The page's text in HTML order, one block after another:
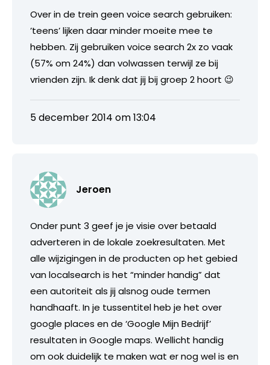
Over in de trein geen voice search gebruiken:
’teens’ lijken daar minder moeite mee te
hebben. Zij gebruiken voice search 2x zo vaak
(57% om 24%) dan volwassen terwijl ze bij
vrienden zijn. Ik denk dat jij bij groep 2 hoort 😉
5 december 2014 om 13:04
Jeroen
Onder punt 3 geef je je visie over betaald
adverteren in de lokale zoekresultaten. Met
alle wijzigingen in de producten op het gebied
van localsearch is het “minder handig” dat
een autoriteit als jij alsnog oude termen
handhaaft. In je tussentitel heb je het over
google places en de ‘Google Mijn Bedrijf’
resultaten in Google maps. Wellicht handig
om ook duidelijk te maken wat er nog wel is en